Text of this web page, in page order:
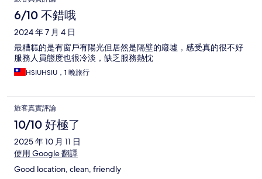
6/10 不錯哦
2024 年 7 月 4 日
最糟糕的是有窗戶有陽光但居然是隔壁的廢墟，感受真的很不好
服務人員態度也很冷淡，缺乏服務熱忱
HSIUHSIU，1 晚旅行
旅客真實評論
10/10 好極了
2025 年 10 月 11 日
使用 Google 翻譯
Good location, clean, friendly